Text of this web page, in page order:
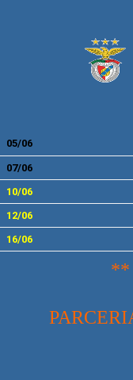
05/06
07/06
10/06
12/06
16/06
**